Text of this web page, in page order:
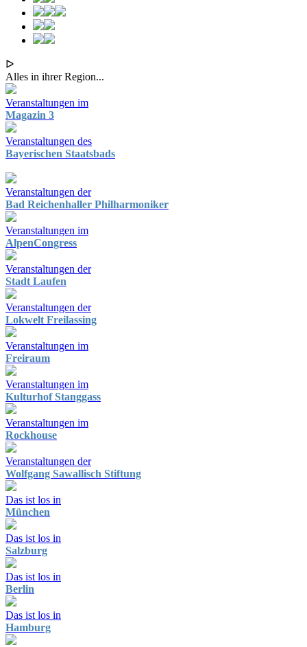
ᐅ
Alles in ihrer Region...
Veranstaltungen im
Magazin 3
Veranstaltungen des
Bayerischen Staatsbads
Veranstaltungen der
Bad Reichenhaller Philharmoniker
Veranstaltungen im
AlpenCongress
Veranstaltungen der
Stadt Laufen
Veranstaltungen der
Lokwelt Freilassing
Veranstaltungen im
Freiraum
Veranstaltungen im
Kulturhof Stanggass
Veranstaltungen im
Rockhouse
Veranstaltungen der
Wolfgang Sawallisch Stiftung
Das ist los in
München
Das ist los in
Salzburg
Das ist los in
Berlin
Das ist los in
Hamburg